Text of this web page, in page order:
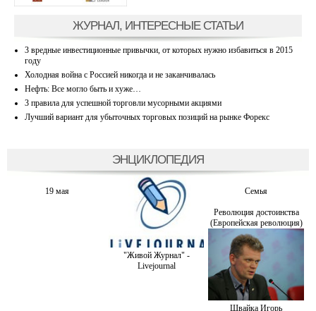
ЖУРНАЛ, ИНТЕРЕСНЫЕ СТАТЬИ
3 вредные инвестиционные привычки, от которых нужно избавиться в 2015
году
Холодная война с Россией никогда и не заканчивалась
Нефть: Все могло быть и хуже…
3 правила для успешной торговли мусорными акциями
Лучший вариант для убыточных торговых позиций на рынке Форекс
ЭНЦИКЛОПЕДИЯ
19 мая
"Живой Журнал" -
Livejournal
Семья
Революция достоинства
(Европейская революция)
Швайка Игорь